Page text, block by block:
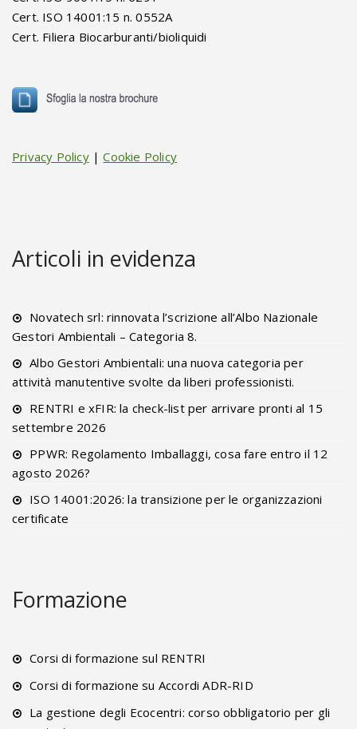
Cert. ISO 14001:15 n. 0552A
Cert. Filiera Biocarburanti/bioliquidi
Privacy Policy|Cookie Policy
Articoli in evidenza
Novatech srl: rinnovata l’scrizione all’Albo Nazionale
Gestori Ambientali – Categoria 8.
Albo Gestori Ambientali: una nuova categoria per
attività manutentive svolte da liberi professionisti.
RENTRI e xFIR: la check-list per arrivare pronti al 15
settembre 2026
PPWR: Regolamento Imballaggi, cosa fare entro il 12
agosto 2026?
ISO 14001:2026: la transizione per le organizzazioni
certificate
Formazione
Corsi di formazione sul RENTRI
Corsi di formazione su Accordi ADR-RID
La gestione degli Ecocentri: corso obbligatorio per gli